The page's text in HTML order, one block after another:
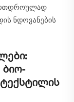
ნდოვანების